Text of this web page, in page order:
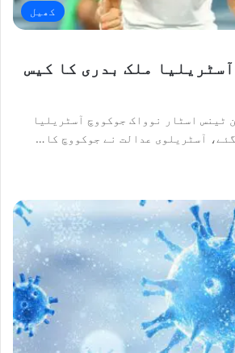
کھیل
ملک بدری کا کیس
ٹینس اسٹار نوواک جوکووچ آسٹریلیا
آسٹریلوی عدالت نے جوکووچ کا…